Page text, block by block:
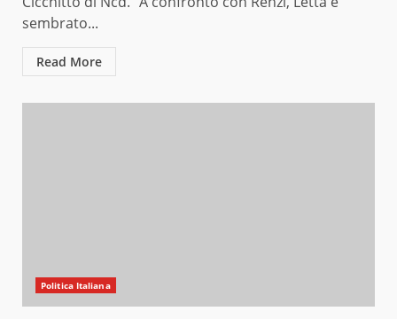
sembrato...
Read More
Politica Italiana